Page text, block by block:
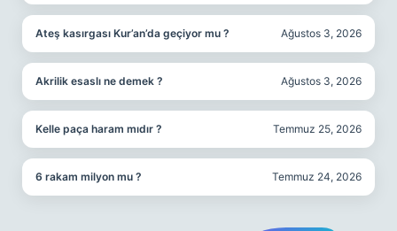
Ateş kasırgası Kur’an’da geçiyor mu ? Ağustos 3, 2026
Akrilik esaslı ne demek ? Ağustos 3, 2026
Kelle paça haram mıdır ? Temmuz 25, 2026
6 rakam milyon mu ? Temmuz 24, 2026